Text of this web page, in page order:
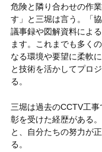
危険と隣り合わせの作
す」と三堀は言う。「
議事録や図解資料によ
ます。これまでも多く
なる環境や要望に柔軟
と技術を活かしてプロ
る。
三堀は過去のCCTV工
彰を受けた経歴がある
と、自分たちの努力が
る。